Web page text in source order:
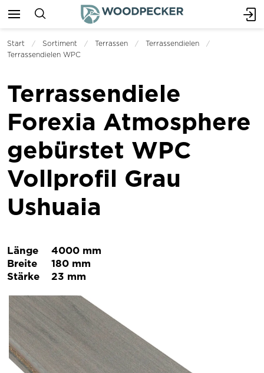
Start Sortiment Terrassen
Terrassendielen
Terrassendielen WPC
Terrassendiele
Forexia Atmosphere
gebürstet WPC
Vollprofil Grau
Ushuaia
Länge
4000 mm
Breite
180 mm
Stärke
23 mm